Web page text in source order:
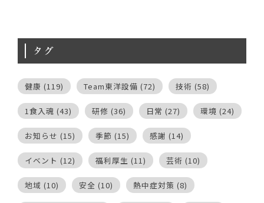
タグ
健康 (119) Team東洋設備 (72) 技術 (58)
1食入魂 (43) 研修 (36) 日常 (27) 環境 (24)
お知らせ (15) 季節 (15) 感謝 (14)
イベント (12) 福利厚生 (11) 芸術 (10)
地域 (10) 安全 (10) 熱中症対策 (8)